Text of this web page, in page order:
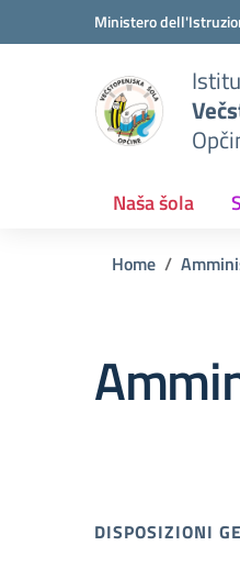
Vai ai contenuti
Vai al menu di navigazione
Ministero
Naša šola
Home
DISPOSIZIONI